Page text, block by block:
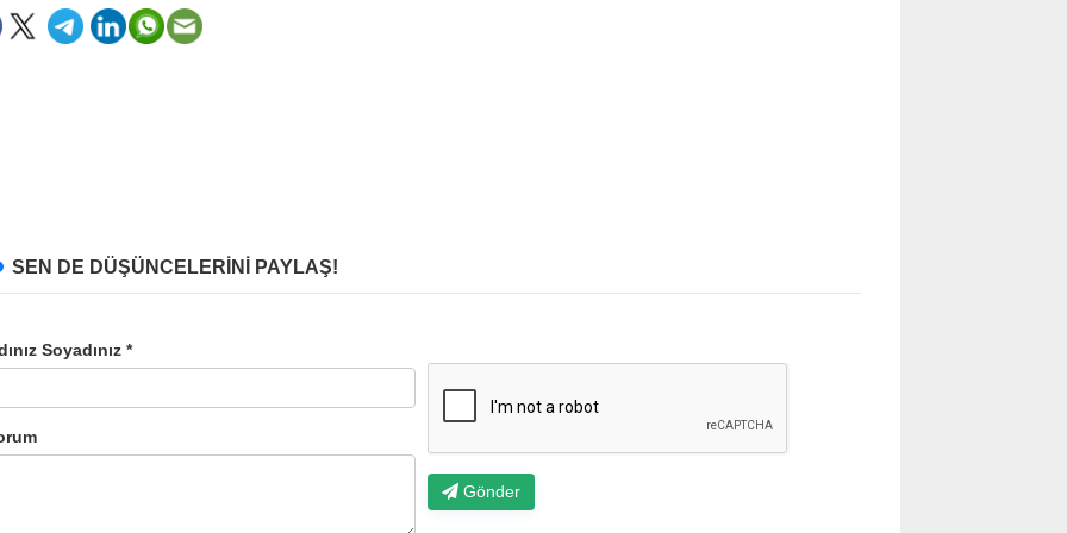
SEN DE DÜŞÜNCELERİNİ PAYLAŞ!
Soyadınız *
Gönder